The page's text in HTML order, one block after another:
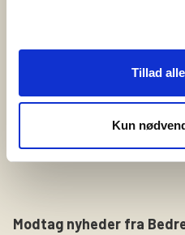
Tillad
Kun
Vi leder netop nu efter en
lyst til at dele sine
selvskade som symptom
hvordan det føles at leve
Slutresultatet bliver tre
Modtag nyheder fra